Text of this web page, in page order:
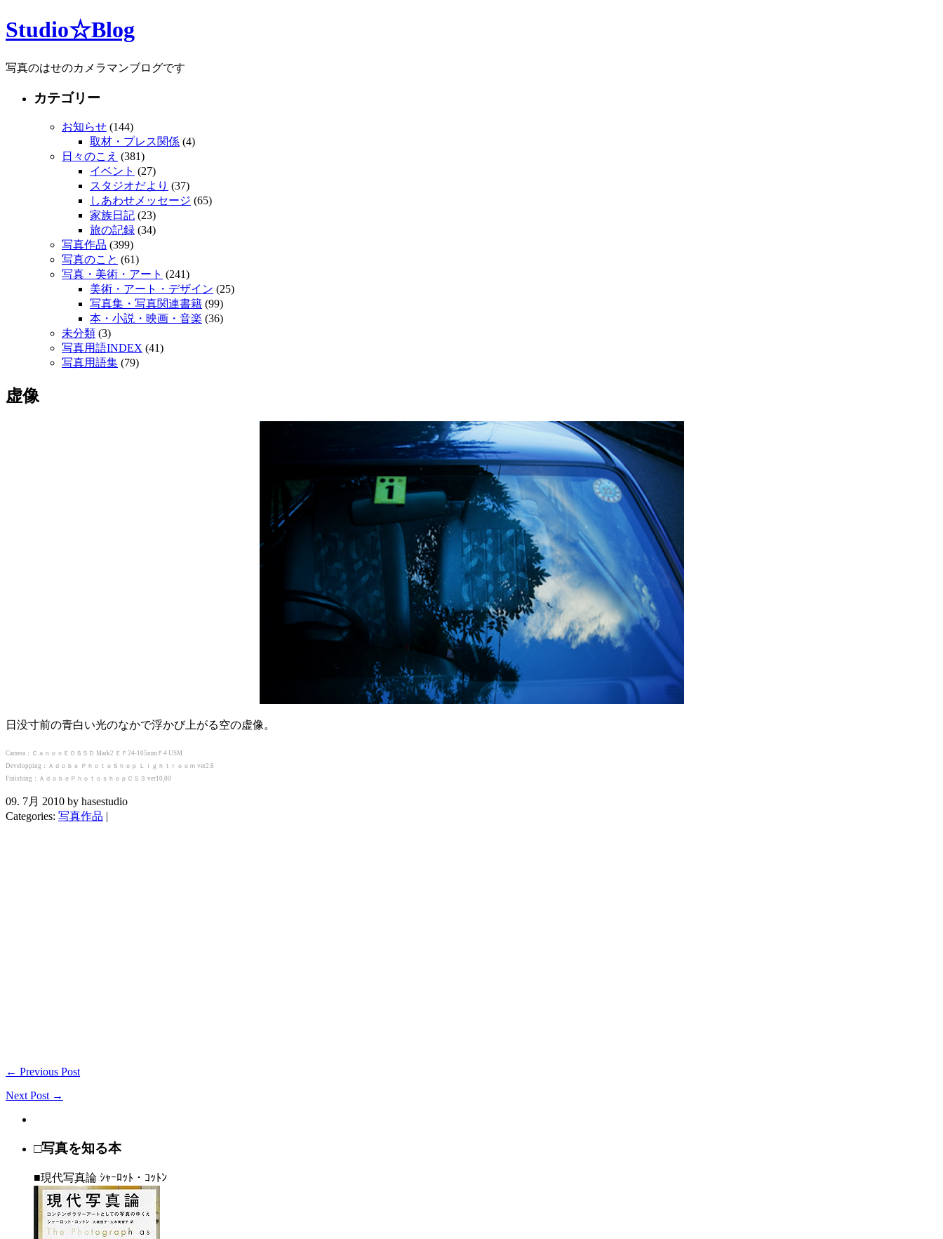
Studio☆Blog
写真のはせのカメラマンブログです
カテゴリー
お知らせ (144)
取材・プレス関係 (4)
日々のこえ (381)
イベント (27)
スタジオだより (37)
しあわせメッセージ (65)
家族日記 (23)
旅の記録 (34)
写真作品 (399)
写真のこと (61)
写真・美術・アート (241)
美術・アート・デザイン (25)
写真集・写真関連書籍 (99)
本・小説・映画・音楽 (36)
未分類 (3)
写真用語INDEX (41)
写真用語集 (79)
虚像
日没寸前の青白い光のなかで浮かび上がる空の虚像。
Camera：ＣａｎｏｎＥＯＳ５Ｄ Mark2 ＥＦ24-105mmＦ4 USM
Developping：Ａｄｏｂｅ ＰｈｏｔｏＳｈｏｐ Ｌｉｇｈｔｒｏｏｍ ver2.6
Finishing：ＡｄｏｂｅＰｈｏｔｏｓｈｏｐＣＳ３ ver10,00
09. 7月 2010 by hasestudio
Categories: 写真作品 |
← Previous Post
Next Post →
□写真を知る本
■現代写真論 ｼｬｰﾛｯﾄ・ｺｯﾄﾝ